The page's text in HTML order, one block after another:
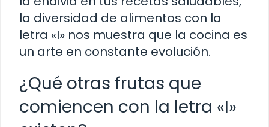
la diversidad de alimentos con la
letra «I» nos muestra que la cocina es
un arte en constante evolución.
¿Qué otras frutas que
comiencen con la letra «I»